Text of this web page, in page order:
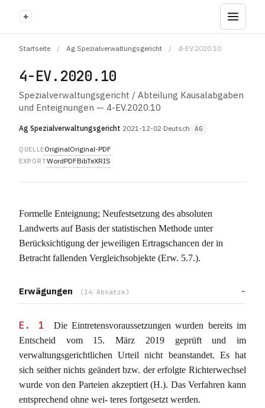
+
Startseite / Ag Spezialverwaltungsgericht / 4-EV.2020.10
4-EV.2020.10
Spezialverwaltungsgericht / Abteilung Kausalabgaben
und Enteignungen — 4-EV.2020.10
Ag Spezialverwaltungsgericht·2021-12-02·Deutsch AG
QUELLEOriginalOriginal-PDF
EXPORTWordPDFBibTeXRIS
Formelle Enteignung; Neufestsetzung des absoluten
Landwerts auf Basis der statistischen Methode unter
Berücksichtigung der jeweiligen Ertragschancen der in
Betracht fallenden Vergleichsobjekte (Erw. 5.7.).
Erwägungen (14 Absätze)
E. 1
Die Eintretensvoraussetzungen wurden bereits im
Entscheid vom 15. März 2019 geprüft und im
verwaltungsgerichtlichen Urteil nicht beanstandet. Es hat
sich seither nichts geändert bzw. der erfolgte Richterwechsel
wurde von den Parteien akzeptiert (H.). Das Verfahren kann
entsprechend ohne wei- teres fortgesetzt werden.